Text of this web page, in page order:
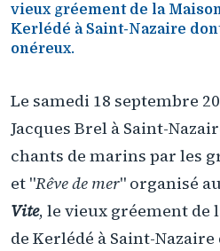
vieux gréement de la
Kerlédé à Saint-Nazaire
onéreux.
Le samedi 18 septembre
Jacques Brel à Saint-
chants de marins par les
et "Rêve de mer" organisé
Vite, le vieux gréement de
de Kerlédé à Saint-